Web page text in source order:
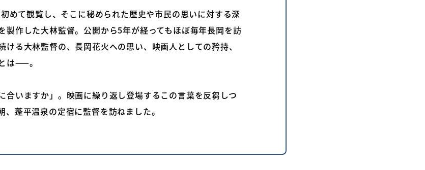
めて観覧し、そこに秘められた歴史や市民の思いに対する深
製作した大林監督。公開から5年が経ってもほぼ毎年長岡を訪
ける大林監督の、長岡花火への思い、映画人としての矜持、
は——。
合いますか」。映画に繰り返し登場するこの言葉を反芻しつ
、蓬平温泉の定宿に監督を訪ねました。